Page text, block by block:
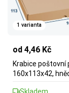
1 varianta
od 4,46 Kč
Krabice poštovní
160x113x42,
Skladem